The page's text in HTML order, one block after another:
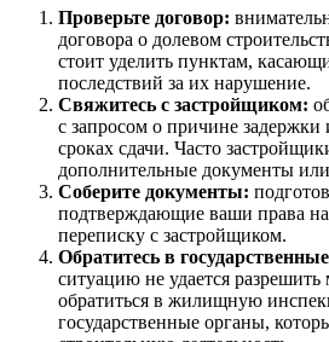
Проверьте договор:
договора о долевом
стоит уделить пунктам,
последствий за их нарушение.
Свяжитесь с застройщиком:
с запросом о причине
сроках сдачи. Часто
дополнительные документы или
Соберите документы:
подтверждающие ваши права на
переписку с застройщиком.
Обратитесь в
ситуацию не удается
обратиться в жилищную
государственные органы,